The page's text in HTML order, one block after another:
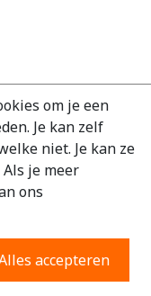
om je een
Je kan zelf
niet. Je kan ze
je meer
ons
accepteren